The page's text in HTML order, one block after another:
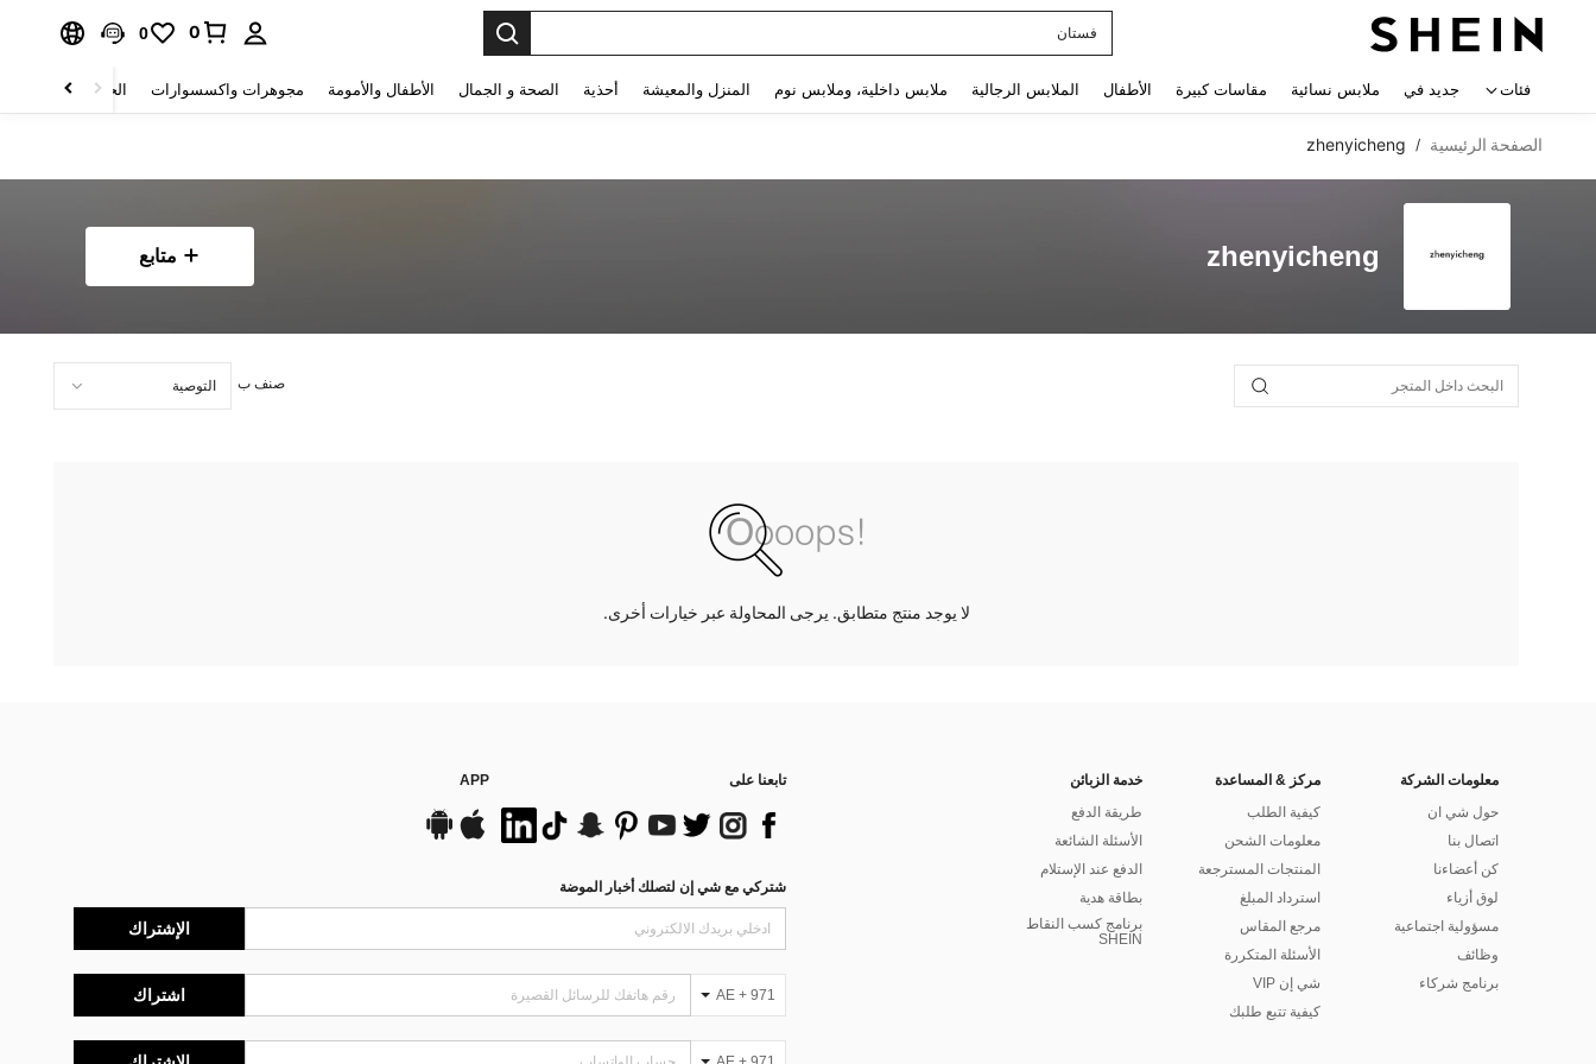
فستان
0
0
فئات جديد في ملابس نسائية مقاسات كبيرة الأطفال الملابس الرجالية ملابس داخلية، وملابس نوم المنزل والمعيشة أحذية الصحة و الجمال الأطفال والأمومة مجوهرات واكسسوارات الحقائب والأمتعة
الصفحة الرئيسية /
zhenyicheng
zhenyicheng متابع
صنف ب
لا يوجد منتج متطابق. يرجى المحاولة عبر خيارات أخرى.
معلومات الشركة
حول شي ان
اتصال بنا
كن أعضاءنا
لوق أزياء
مسؤولية اجتماعية
وظائف
برنامج شركاء
مركز & المساعدة
كيفية الطلب
معلومات الشحن
المنتجات المسترجعة
استرداد المبلغ
مرجع المقاس
الأسئلة المتكررة
شي إن VIP
كيفية تتبع طلبك
خدمة الزبائن
طريقة الدفع
الأسئلة الشائعة
الدفع عند الإستلام
بطاقة هدية
برنامج كسب النقاط
SHEIN
تابعنا على APP
شتركي مع شي إن لتصلك أخبار الموضة
الإشتراك
AE + 971 اشتراك